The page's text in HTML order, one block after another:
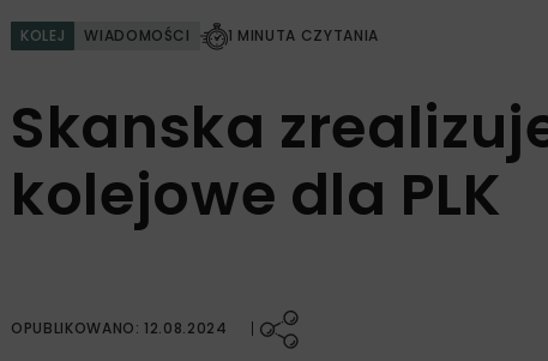
KOLEJ WIADOMOŚCI 1 MINUTA CZYTANIA
Skanska
kolejowe dla PLK
OPUBLIKOWANO: 12.08.2024